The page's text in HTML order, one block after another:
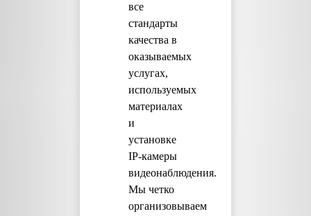
все
стандарты
качества в
оказываемых
услугах,
используемых
материалах
и
установке
IP-камеры
видеонаблюдения.
Мы четко
организовываем